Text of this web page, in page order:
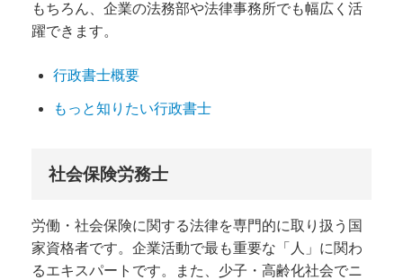
もちろん、企業の法務部や法律事務所でも幅広く活
躍できます。
行政書士概要
もっと知りたい行政書士
社会保険労務士
労働・社会保険に関する法律を専門的に取り扱う国
家資格者です。企業活動で最も重要な「人」に関わ
るエキスパートです。また、少子・高齢化社会でニ